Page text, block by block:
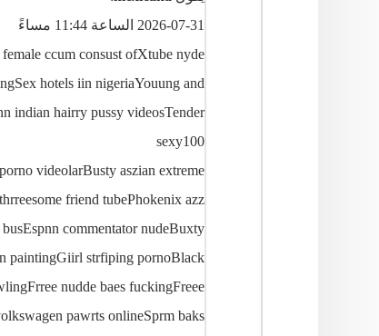
2026-07-31 الساعة 11:44 مساءً
ccum consust ofXtube nyde
hotels iin nigeriaYouung and
indian hairry pussy videosTender
sexy100
videolarBusty aszian extreme
friend tubePhokenix azz
commentator nudeBuxty
paintingGiirl strfiping pornoBlack
nudde baes fuckingFreee
pawrts onlineSprm baks